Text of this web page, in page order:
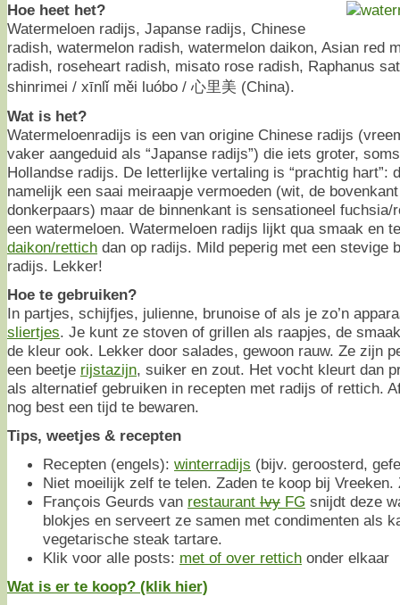
Hoe heet het?
Watermeloen radijs, Japanse radijs, Chinese
radish, watermelon radish, watermelon daikon, Asian red
radish, roseheart radish, misato rose radish, Raphanus
shinrimei / xīnlǐ měi luóbo / 心里美 (China).
Wat is het?
Watermeloenradijs is een van origine Chinese radijs
vaker aangeduid als “Japanse radijs”) die iets groter,
Hollandse radijs. De letterlijke vertaling is “prachtig hart”:
namelijk een saai meiraapje vermoeden (wit, de bovenkant
donkerpaars) maar de binnenkant is sensationeel fuchsia/
een watermeloen. Watermeloen radijs lijkt qua smaak en
daikon/rettich dan op radijs. Mild peperig met een stevige
radijs. Lekker!
Hoe te gebruiken?
In partjes, schijfjes, julienne, brunoise of als je zo’n
sliertjes. Je kunt ze stoven of grillen als raapjes, de
de kleur ook. Lekker door salades, gewoon rauw. Ze zijn
een beetje rijstazijn, suiker en zout. Het vocht kleurt dan
als alternatief gebruiken in recepten met radijs of rettich.
nog best een tijd te bewaren.
Tips, weetjes & recepten
Recepten (engels): winterradijs (bijv. geroosterd,
Niet moeilijk zelf te telen. Zaden te koop bij Vreeken.
François Geurds van restaurant Ivy FG snijdt deze
blokjes en serveert ze samen met condimenten als
vegetarische steak tartare.
Klik voor alle posts: met of over rettich onder elkaar
Wat is er te koop? (klik hier)